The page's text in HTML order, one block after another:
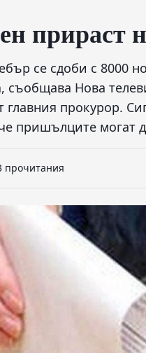
прираст
се сдоби с 8000
съобщава Нова
главния прокурор.
пришълците могат
прочитания